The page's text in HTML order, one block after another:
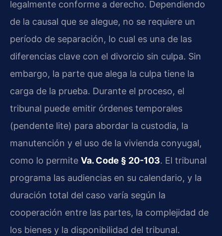
legalmente conforme a derecho. Dependiendo
de la causal que se alegue, no se requiere un
período de separación, lo cual es una de las
diferencias clave con el divorcio sin culpa. Sin
embargo, la parte que alega la culpa tiene la
carga de la prueba. Durante el proceso, el
tribunal puede emitir órdenes temporales
(pendente lite) para abordar la custodia, la
manutención y el uso de la vivienda conyugal,
como lo permite Va. Code § 20-103. El tribunal
programa las audiencias en su calendario, y la
duración total del caso varía según la
cooperación entre las partes, la complejidad de
los bienes y la disponibilidad del tribunal.